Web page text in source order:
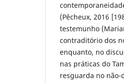
(Pêcheux, 2016
testemunho
contraditório dos
enquanto, no
nas práticas do
resguarda no não-